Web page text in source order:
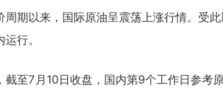
周期以来，国际原油呈震荡上涨行情。受
行。
截至7月10日收盘，国内第9个工作日参考